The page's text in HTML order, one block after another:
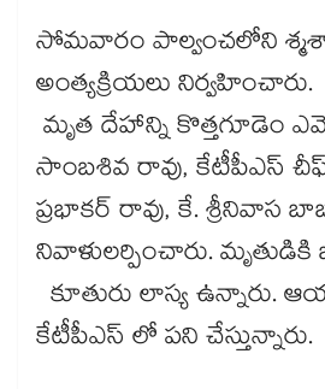
సోమవారం పాల్వంచలోని
అంత్యక్రియలు
మృత దేహాన్ని కొత్తగూడెం
సాంబశివ రావు, కేటీపీఎస్ చీఫ్
ప్రభాకర్ రావు, కే. శ్రీనివాస
నివాళులర్పించారు.
కూతురు లాస్య ఉన్నారు.
కేటీపీఎస్ లో పని చేస్తున్నారు.